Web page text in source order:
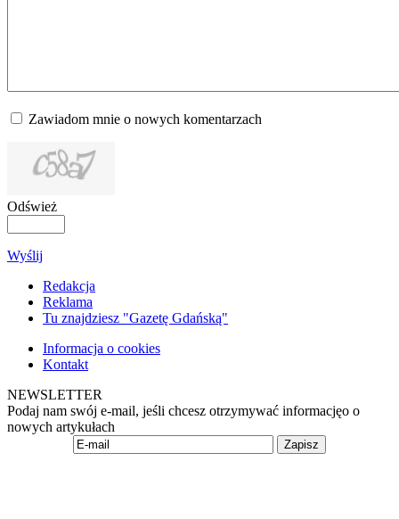
Zawiadom mnie o nowych komentarzach
Odśwież
Wyślij
Redakcja
Reklama
Tu znajdziesz "Gazetę Gdańską"
Informacja o cookies
Kontakt
NEWSLETTER
Podaj nam swój e-mail, jeśli chcesz otrzymywać informacjęo o
nowych artykułach
Zapisz